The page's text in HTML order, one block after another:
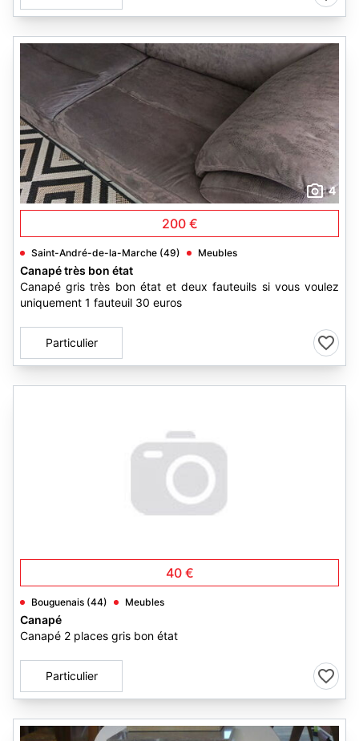
4
200 €
Saint-André-de-la-Marche (49) Meubles
Canapé très bon état
Canapé gris très bon état et deux fauteuils si vous voulez
uniquement 1 fauteuil 30 euros
Particulier
40 €
Bouguenais (44) Meubles
Canapé
Canapé 2 places gris bon état
Particulier